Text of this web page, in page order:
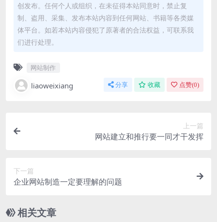
创发布。任何个人或组织，在未征得本站同意时，禁止复
制、盗用、采集、发布本站内容到任何网站、书籍等各类媒
体平台。如若本站内容侵犯了原著者的合法权益，可联系我
们进行处理。
网站制作
liaoweixiang 分享 收藏 点赞(0)
上一篇
网站建立和推行要一同才干发挥
下一篇
企业网站制造一定要理解的问题
相关文章